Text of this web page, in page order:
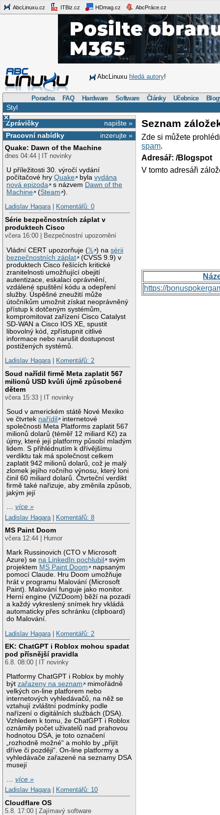
AbcLinuxu.cz ITBiz.cz HDmag.cz AbcPráce.cz
AbcLinuxu hledá autory!
Poradna FAQ Hardware Software Články Učebnice
Styl
×
napište »
Zprávičky
inzerujte »
Pracovní nabídky
Quake: Dawn of the Machine
dnes 04:44 | IT novinky
U příležitosti 30. výročí vydání
počítačové hryQuake bylavydána
nová epizoda
s názvem Dawn of the
Machine
(Steam ).
Ladislav Hagara| Komentářů: 0
Série bezpečnostních záplat v
produktech Cisco
včera 16:00 | Bezpečnostní upozornění
Vládní CERT upozorňuje (𝕏 ) nasérii
bezpečnostních záplat
(CVSS 9.9) v
produktech Cisco řešících kritické
zranitelnosti umožňující obejití
autentizace, eskalaci oprávnění,
vzdálené spuštění kódu a odepření
služby. Úspěšné zneužití může
útočníkům umožnit získat neoprávněný
přístup k dotčeným systémům,
kompromitovat zařízení Cisco Catalyst
SD-WAN a Cisco IOS XE, spustit
libovolný kód, zpřístupnit citlivé
informace nebo narušit dostupnost
postižených systémů.
Ladislav Hagara| Komentářů: 2
Soud nařídil firmě Meta zaplatit 567
milionů USD kvůli újmě způsobené
dětem
včera 15:33 | IT novinky
Soud v americkém státě Nové Mexiko
ve čtvrtek nařídil
internetové
společnosti Meta Platforms zaplatit 567
milionů dolarů (téměř 12 miliard Kč) za
újmy, které její platformy působí mladým
lidem. S přihlédnutím k dřívějšímu
verdiktu tak má společnost celkem
zaplatit 942 milionů dolarů, což je malý
zlomek jejího ročního výnosu, který loni
činil 60 miliard dolarů. Čtvrteční verdikt
firmě také nařizuje, aby změnila způsob,
jakým její
…více »
Ladislav Hagara
Komentářů: 8
MS Paint Doom
včera 12:44 | Humor
Mark Russinovich (CTO v Microsoft
Azure) se na LinkedIn pochlubil
svým
projektem MS Paint Doom
napsaným
pomocí Claude. Hru Doom umožňuje
hrát v programu Malování (Microsoft
Paint). Malování funguje jako monitor.
Herní engine (ViZDoom) běží na pozadí
a každý vykreslený snímek hry vkládá
automaticky přes schránku (clipboard)
do Malování.
Ladislav Hagara
Komentářů: 2
EK: ChatGPT i Roblox mohou spadat
pod přísnější pravidla
6.8. 08:00 | IT novinky
Platformy ChatGPT i Roblox by mohly
býtzařazeny na seznam
mimořádně
velkých on-line platforem nebo
internetových vyhledávačů, na něž se
vztahují zvláštní podmínky podle
nařízení o digitálních službách (DSA).
Vzhledem k tomu, že ChatGPT i Roblox
oznámily počet uživatelů nad prahovou
hodnotou DSA, je toto označení
„rozhodně možné“ a mohlo by „přijít
dříve či později“. On-line platformy a
vyhledávače zařazené na seznamy DSA
musejí
…více »
Ladislav Hagara| Komentářů: 10
Cloudflare OS
5.8. 17:00 | Zajímavý software
Seznam
Zde si můžete
spam.
Adresář: /Blogspot
V tomto adresáři
https://